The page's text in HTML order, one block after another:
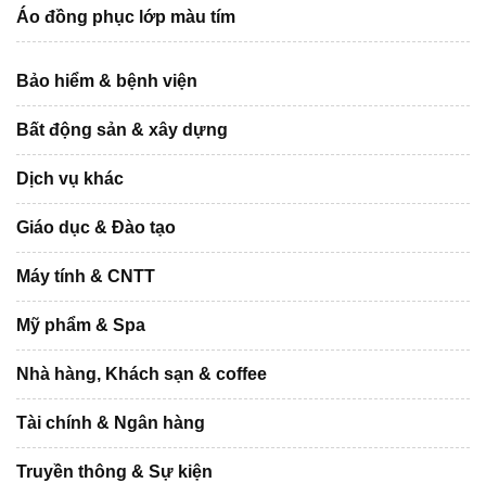
Áo đồng phục lớp màu tím
Bảo hiểm & bệnh viện
Bất động sản & xây dựng
Dịch vụ khác
Giáo dục & Đào tạo
Máy tính & CNTT
Mỹ phẩm & Spa
Nhà hàng, Khách sạn & coffee
Tài chính & Ngân hàng
Truyền thông & Sự kiện